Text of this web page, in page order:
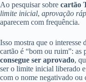
Ao pesquisar sobre cartão
limite inicial, aprovação
aparecem com frequência.
Isso mostra que o
cartão é “bom ou ruim”: as
consegue ser aprovado,
ser o limite inicial liberado e
com o nome negativado ou